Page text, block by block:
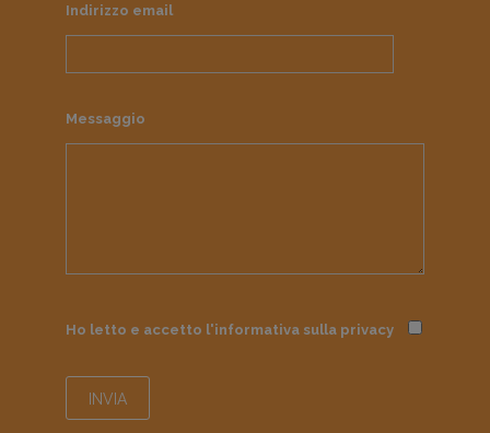
Indirizzo email
Messaggio
Ho letto e accetto l'informativa sulla privacy